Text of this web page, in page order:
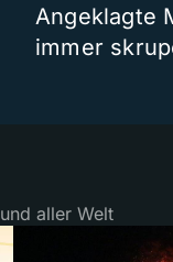
Angeklagte
immer
aller Welt